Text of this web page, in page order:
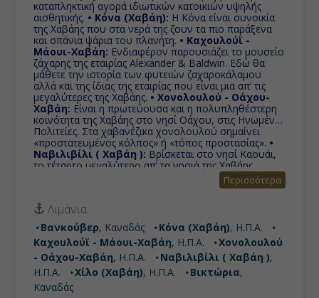
καταπληκτική αγορά ιδιωτικών κατοικιών υψηλής
αισθητικής. • Κόνα (Χαβάη): Η Κόνα είναι συνοικία
της Χαβάης που στα νερά της ζουν τα πιο παράξενα
και σπάνια ψάρια του πλανήτη. • Καχουλούϊ -
Μάουι-Χαβάη: Ενδιαφέρον παρουσιάζει το μουσείο
ζάχαρης της εταιρίας Alexander & Baldwin. Εδώ θα
μάθετε την ιστορία των φυτειών ζαχαροκάλαμου
αλλά και της ίδιας της εταιρίας που είναι μια απ’ τις
μεγαλύτερες της Χαβάης. • Χονολουλού - Οάχου-
Χαβάη: Είναι η πρωτεύουσα και η πολυπληθέστερη
κοινότητα της Χαβάης στο νησί Οάχου, στις Ηνωμένες
Πολιτείες. Στα χαβανέζικα χονολουλού σημαίνει
«προστατευμένος κόλπος» ή «τόπος προστασίας». •
Ναβιλιβίλι ( Χαβάη ): Βρίσκεται στο νησί Καουάι,
το τέταρτο μεγαλύτερο απ’ τα νησιά της Χαβάης
γνωστό και ως "νησί κήπος" λόγω της πλούσιας
• Χίλο (Χαβάη):
Το Χίλο είναι η μεγαλύτερη πόλη του νησιού Χαβάη,
καθώς και έδρα της κομητείας Χαβάη, που ταυτίζεται
με το νησί. • Βικτώρια:
Είναι η πρωτεύουσα της
καναδικής επαρχίας της Βρετανικής Κολομβίας.
Χτισμένη στο νότιο άκρο της νήσου Βανκούβερ και
στην βόρεια πλευρά των Στενών Χουάν ντε Φούκα.
Είναι το δεύτερο μεγαλύτερο σε πληθυσμό αστικό
κέντρο της Βρετανικής Κολομβίας μετά το Βανκούβερ
και το 15ο μεγαλύτερο αστικό κέντρο του Καναδά.
Περισσότερα
Λιμάνια:
Βανκούβερ, Καναδάς Κόνα (Χαβάη), Η.Π.Α.
Καχουλούϊ - Μάουι-Χαβάη, Η.Π.Α.
Χονολουλού
- Οάχου-Χαβάη, Η.Π.Α. Ναβιλιβίλι ( Χαβάη ),
Η.Π.Α.
Χίλο (Χαβάη), Η.Π.Α. Βικτώρια,
Καναδάς